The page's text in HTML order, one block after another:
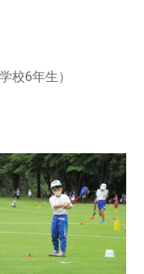
6年生）